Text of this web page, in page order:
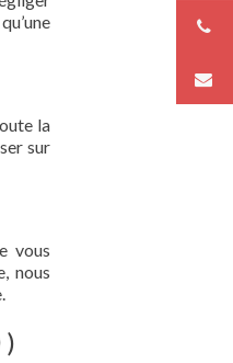
la
sur
vous
nous